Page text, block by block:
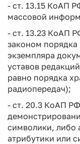
- ст. 13.15 КоАП
массовой
- ст. 13.23 КоАП
законом порядка
экземпляра
уставов
равно порядка
радиопередач);
- ст. 20.3 КоАП
символики, либо
атрибутики или